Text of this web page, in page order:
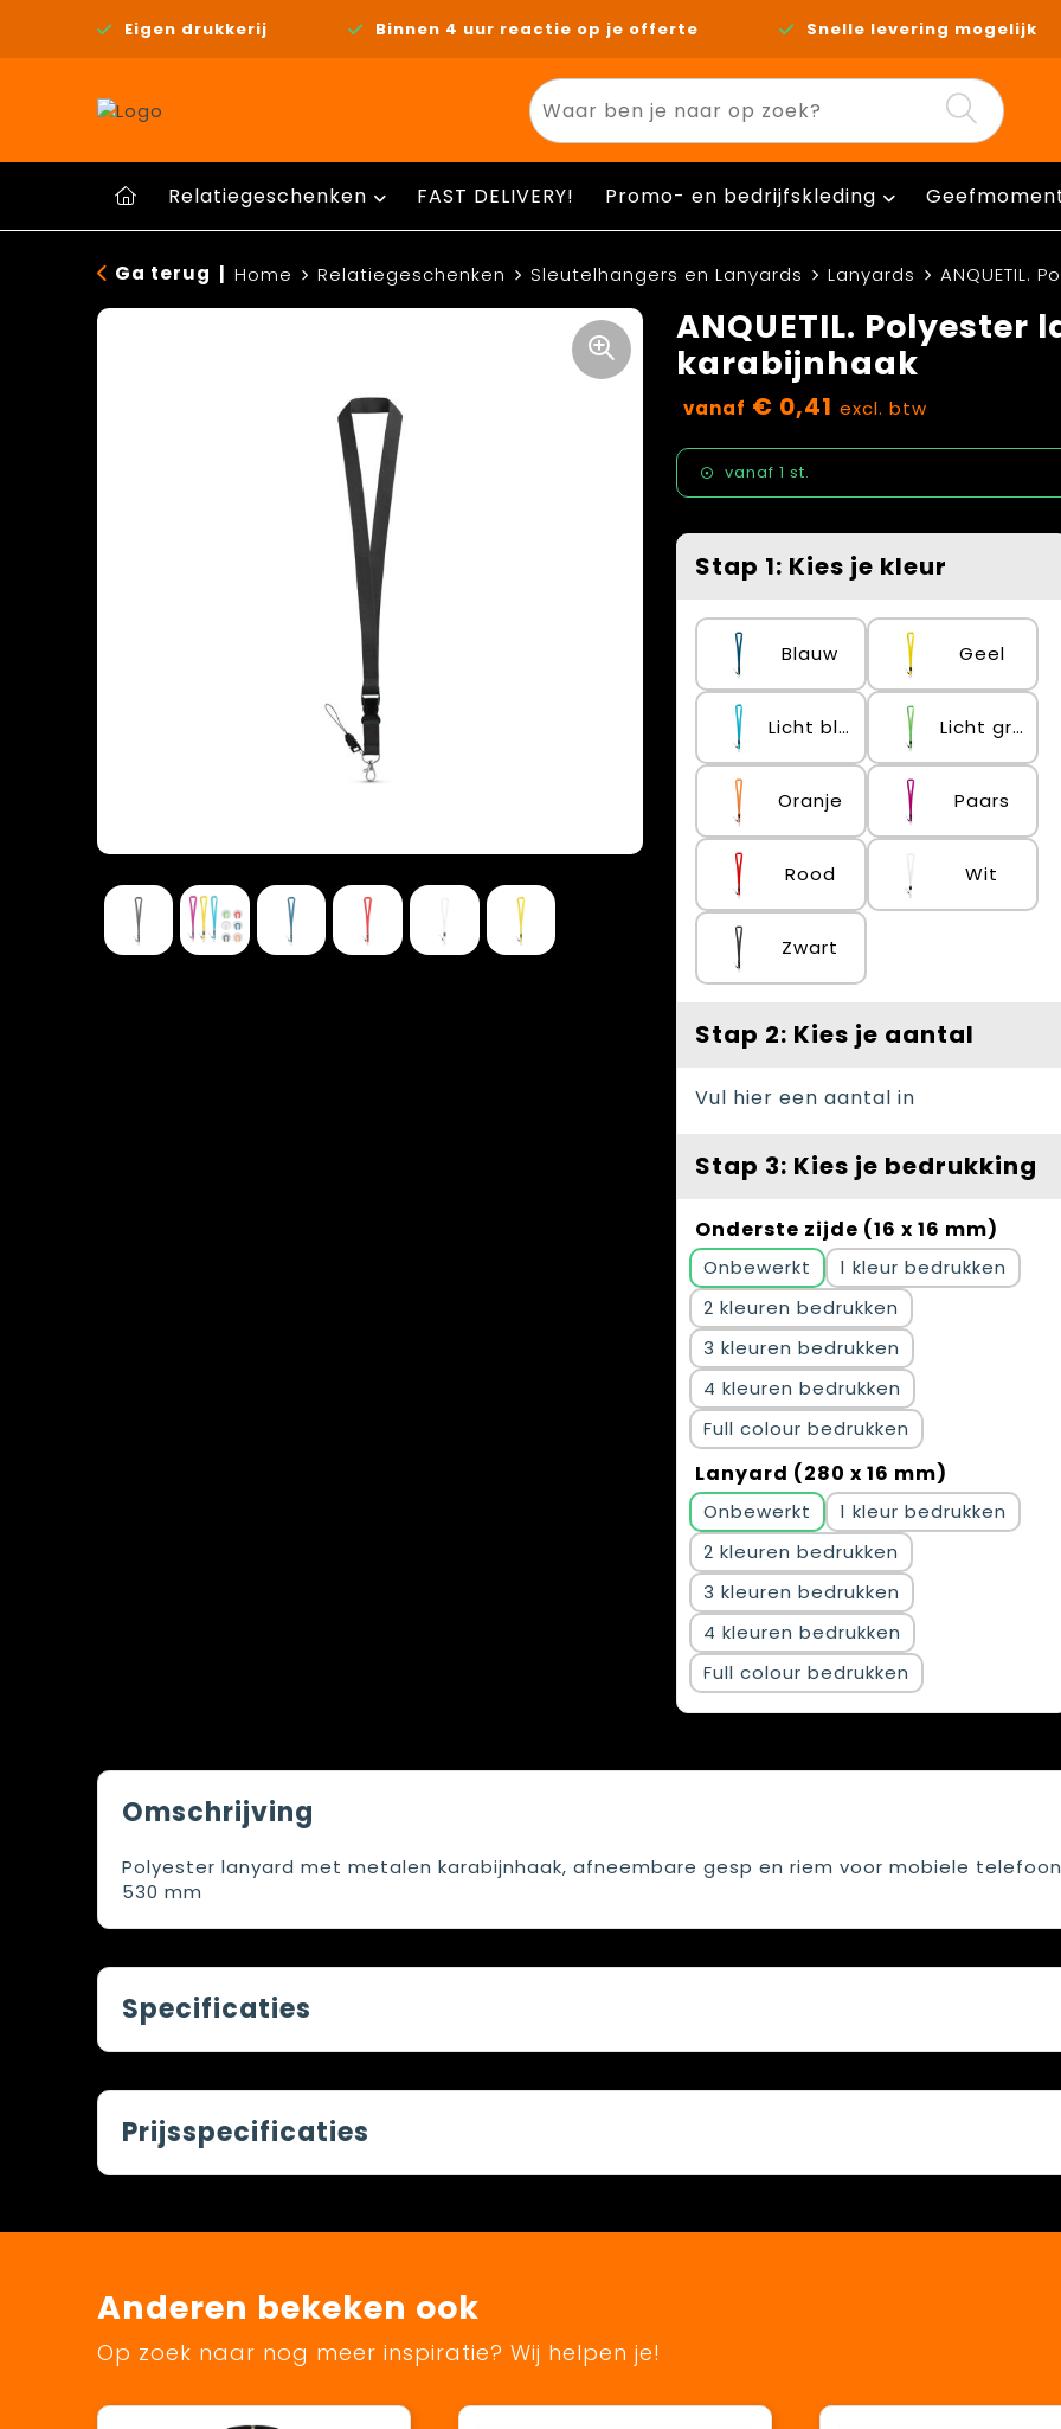
Eigen drukkerij Binnen 4 uur reactie op je offerte Snelle levering mogelijk
Relatiegeschenken FAST DELIVERY! Promo- en bedrijfskleding
Ga terug Home Relatiegeschenken Sleutelhangers en Lanyards Lanyards ANQUETIL.
ANQUETIL.
karabijnhaak
vanaf € 0,41 excl. btw
vanaf 1 st.
Stap 1: Kies je kleur
Blauw Geel
Licht blauw Licht groen
Oranje Paars
Rood Wit
Zwart
Stap 2: Kies je aantal
Vul hier een aantal in
Stap 3: Kies je bedrukking
Onderste zijde (16 x 16 mm)
Onbewerkt
1
2
3
4
Full colour
Lanyard (280 x 16 mm)
Onbewerkt
1
2
3
4
Full colour
Omschrijving
Polyester lanyard met metalen karabijnhaak, afneembare gesp en riem voor mobiele
530 mm
Specificaties
Prijsspecificaties
Anderen bekeken ook
Op zoek naar nog meer inspiratie? Wij helpen je!